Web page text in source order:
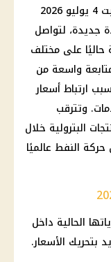
استقرت أسعار البنزين والسولار اليوم السبت 4 يوليو 2026
جديدة، لتواصل
حاليًا على مختلف
واسعة من
ارتباط أسعار
وتترقب
البترولية خلال
حركة النفط عالميًا
الحالية داخل
الأسعار.